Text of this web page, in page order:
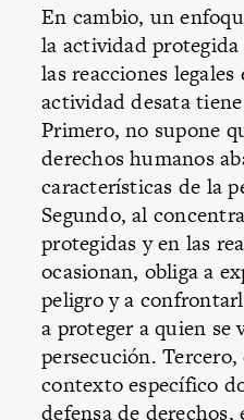
En cambio, un
la actividad
las reacciones legales
actividad desata
Primero, no supone
derechos humanos
características de la
Segundo, al
protegidas y en las
ocasionan, obliga a
peligro y a
a proteger a quien se
persecución. Tercero,
contexto específico
defensa de derechos,